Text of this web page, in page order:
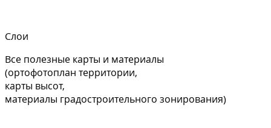
Слои
Все полезные карты и материалы
(ортофотоплан территории,
карты высот,
материалы градостроительного зонирования)